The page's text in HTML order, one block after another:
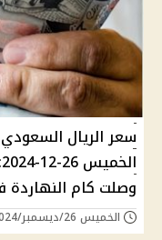
سعر الريال
وصلت كام النهاردة
الخميس 26/ديسمبر/2024 - 05:11 م